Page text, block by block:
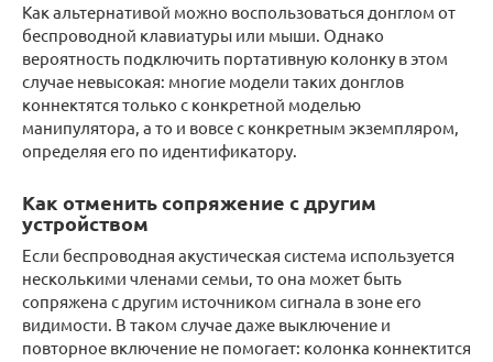
Как альтернативой можно воспользоваться донглом от
беспроводной клавиатуры или мыши. Однако
вероятность подключить портативную колонку в этом
случае невысокая: многие модели таких донглов
коннектятся только с конкретной моделью
манипулятора, а то и вовсе с конкретным экземпляром,
определяя его по идентификатору.
Как отменить сопряжение с другим
устройством
Если беспроводная акустическая система используется
несколькими членами семьи, то она может быть
сопряжена с другим источником сигнала в зоне его
видимости. В таком случае даже выключение и
повторное включение не помогает: колонка коннектится